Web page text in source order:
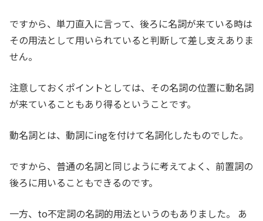
ですから、単刀直入に言って、後ろに名詞が来ている時は
その用法として用いられていると判断して差し支えありま
せん。
注意しておくポイントとしては、その名詞の位置に動名詞
が来ていることもあり得るということです。
動名詞とは、動詞にingを付けて名詞化したものでした。
ですから、普通の名詞と同じように考えてよく、前置詞の
後ろに用いることもできるのです。
一方、to不定詞の名詞的用法というのもありました。 あ